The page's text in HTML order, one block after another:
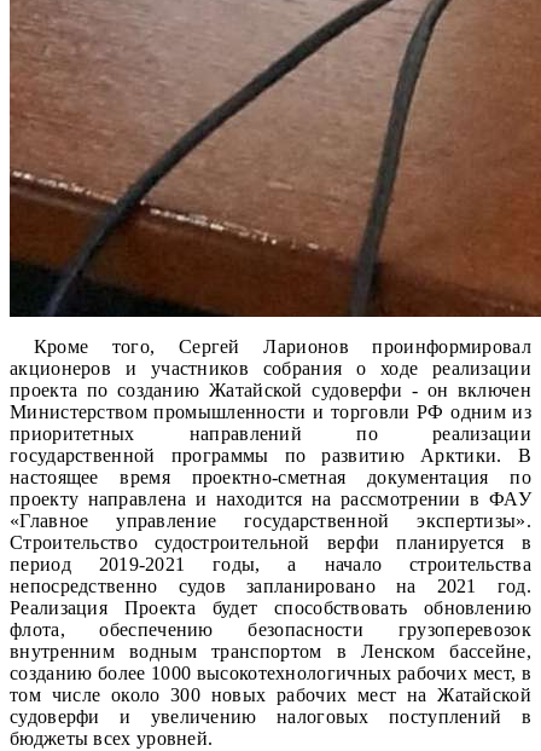
Кроме того, Сергей Ларионов проинформировал
акционеров и участников собрания о ходе реализации
проекта по созданию Жатайской судоверфи - он включен
Министерством промышленности и торговли РФ одним из
приоритетных направлений по реализации
государственной программы по развитию Арктики. В
настоящее время проектно-сметная документация по
проекту направлена и находится на рассмотрении в ФАУ
«Главное управление государственной экспертизы».
Строительство судостроительной верфи планируется в
период 2019-2021 годы, а начало строительства
непосредственно судов запланировано на 2021 год.
Реализация Проекта будет способствовать обновлению
флота, обеспечению безопасности грузоперевозок
внутренним водным транспортом в Ленском бассейне,
созданию более 1000 высокотехнологичных рабочих мест, в
том числе около 300 новых рабочих мест на Жатайской
судоверфи и увеличению налоговых поступлений в
бюджеты всех уровней.